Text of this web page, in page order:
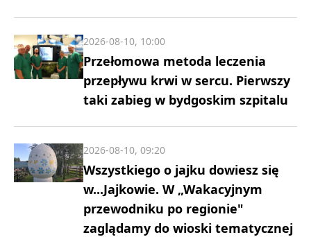
Przełomowa metoda leczenia
przepływu krwi w sercu. Pierwszy
taki zabieg w bydgoskim szpitalu
2026-08-10, 10:00
Wszystkiego o jajku dowiesz się
w...Jajkowie. W „Wakacyjnym
przewodniku po regionie"
zaglądamy do wioski tematycznej
2026-08-10, 09:20